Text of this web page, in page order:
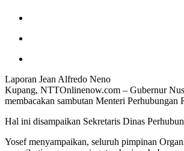
Laporan Jean Alfredo Neno
Kupang, NTTOnlinenow.com – Gubernur
membacakan sambutan Menteri
Hal ini disampaikan Sekretaris Dinas
Yosef menyampaikan, seluruh pimpinan